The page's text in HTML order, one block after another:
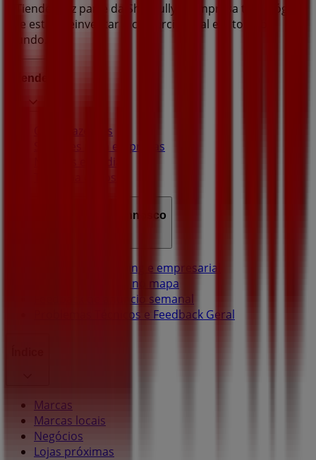
A Tiendeo faz parte da Shopfully, a empresa tecnológica
que está a reinventar o comércio local em todo o
mundo.
Tiendeo
O que fazemos
Soluções para empresas
Notícias e media
Trabalha conosco
Entra em contacto connosco
Pedido de marketing e empresarial
Loja mal colocada no mapa
Feedback de anúncio semanal
Problemas Técnicos e Feedback Geral
Marcas
Marcas locais
Negócios
Lojas próximas